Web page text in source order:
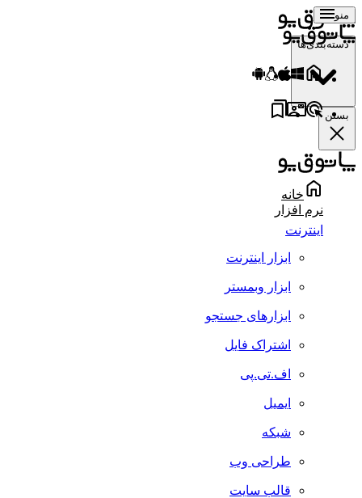
منو
دسته‌بندی‌ها
بستن
خانه
نرم افزار
اینترنت
ابزار اینترنت
ابزار وبمستر
ابزارهای جستجو
اشتراک فایل
اف.تی.پی
ایمیل
شبکه
طراحی وب
قالب سایت